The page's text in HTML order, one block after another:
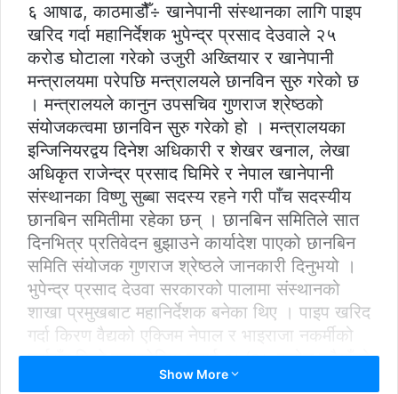
६ आषाढ, काठमाडौैँ÷ खानेपानी संस्थानका लागि पाइप
खरिद गर्दा महानिर्देशक भुपेन्द्र प्रसाद देउवाले २५
करोड घोटाला गरेको उजुरी अख्तियार र खानेपानी
मन्त्रालयमा परेपछि मन्त्रालयले छानविन सुरु गरेको छ
। मन्त्रालयले कानुन उपसचिव गुणराज श्रेष्ठको
संयोजकत्वमा छानविन सुरु गरेको हो । मन्त्रालयका
इन्जिनियरद्वय दिनेश अधिकारी र शेखर खनाल, लेखा
अधिकृत राजेन्द्र प्रसाद घिमिरे र नेपाल खानेपानी
संस्थानका विष्णु सुब्बा सदस्य रहने गरी पाँच सदस्यीय
छानबिन समितीमा रहेका छन् । छानबिन समितिले सात
दिनभित्र प्रतिवेदन बुझाउने कार्यादेश पाएको छानबिन
समिति संयोजक गुणराज श्रेष्ठले जानकारी दिनुभयो ।
भुपेन्द्र प्रसाद देउवा सरकारको पालामा संस्थानको
शाखा प्रमुखबाट महानिर्देशक बनेका थिए । पाइप खरिद
गर्दा किरण वैद्यको एक्जिम नेपाल र भाइराजा नकर्मीको
फर्मसँग मिल्ने क्राइटेरिया बनाई २५(२५ करोड रुपैयाँको
टेण्डर पारेको भन्दै अख्तियारमा उजुरी परेको थियो । दुवै
Show More